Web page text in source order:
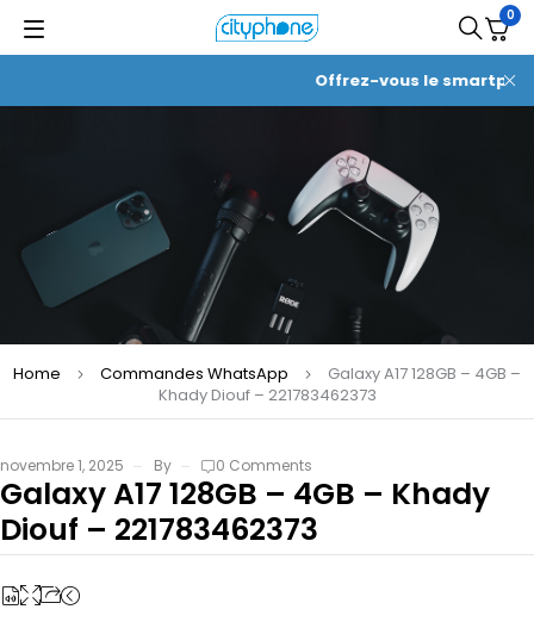
Offrez-vous le
0
Home Commandes WhatsApp
Galaxy A17 128GB – 4GB –
Khady Diouf – 221783462373
novembre 1, 2025 By 0 Comments
Galaxy A17 128GB – 4GB – Khady
Diouf – 221783462373